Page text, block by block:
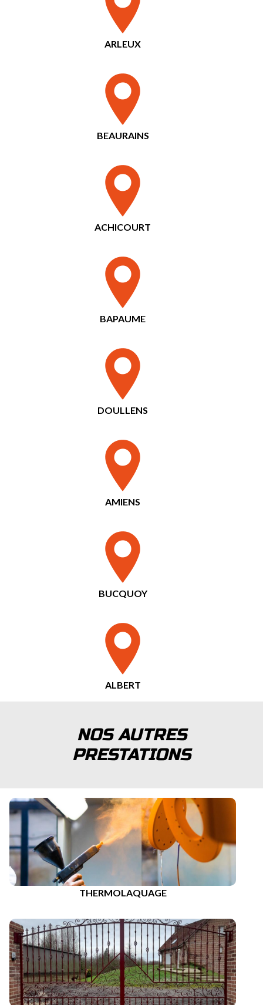
ARLEUX
BEAURAINS
ACHICOURT
BAPAUME
DOULLENS
AMIENS
BUCQUOY
ALBERT
NOS AUTRES
PRESTATIONS
THERMOLAQUAGE